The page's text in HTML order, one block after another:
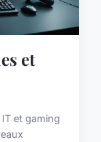
et
et gaming